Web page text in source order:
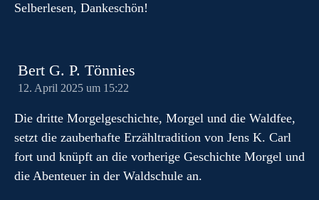
Selberlesen, Dankeschön!
Bert G. P. Tönnies
12. April 2025 um 15:22
Die dritte Morgelgeschichte, Morgel und die Waldfee,
setzt die zauberhafte Erzähltradition von Jens K. Carl
fort und knüpft an die vorherige Geschichte Morgel und
die Abenteuer in der Waldschule an.